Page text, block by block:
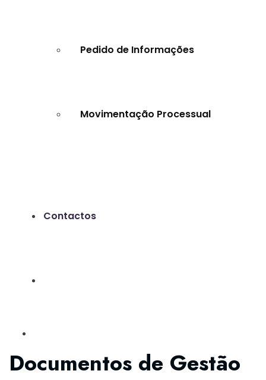
Pedido de Informações
Movimentação Processual
Contactos
Documentos de Gestão